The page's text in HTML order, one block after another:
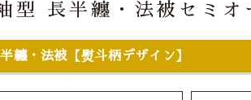
型 長半纏・法被セミオ
纏・法被【熨斗柄デザイン】